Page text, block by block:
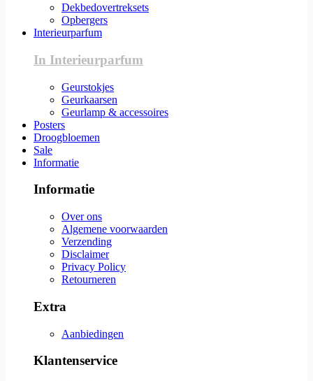
Dekbedovertreksets
Opbergers
Interieurparfum
In Interieurparfum
Geurstokjes
Geurkaarsen
Geurlamp & accessoires
Posters
Droogbloemen
Sale
Informatie
Informatie
Over ons
Algemene voorwaarden
Verzending
Disclaimer
Privacy Policy
Retourneren
Extra
Aanbiedingen
Klantenservice